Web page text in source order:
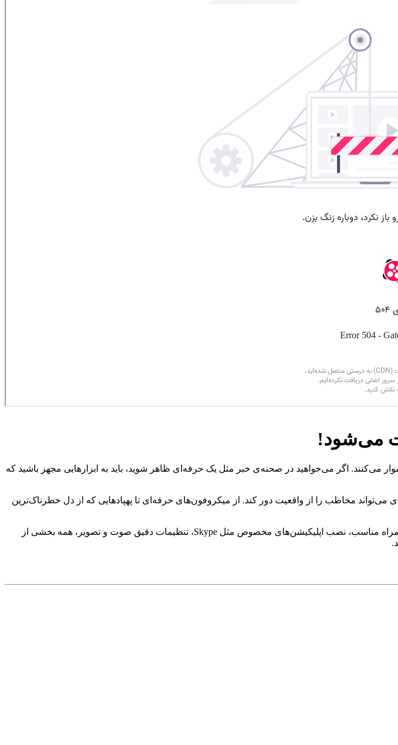
می‌شود!
می‌کنند. اگر می‌خواهید در صحنه‌ی خبر مثل یک حرفه‌ای ظاهر شوید، باید به ابزارهایی مجهز باشید که
می‌تواند مخاطب را از واقعیت دور کند. از میکروفون‌های حرفه‌ای تا پهپادهایی که از دل خطرناک‌ترین
در دنیای امروز، موبایل هوشمند هم‌رده با دوربین حرفه‌ای قرار گرفته، اما نه هر موبایلی. انتخاب تلفن همراه مناسب، نصب اپلیکیشن‌های مخصوص مثل Skype، تنظیمات دقیق صوت و تصویر، همه بخشی از